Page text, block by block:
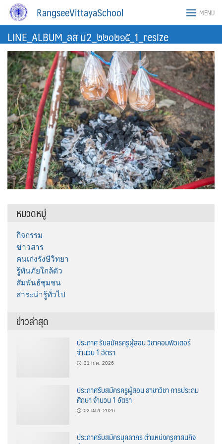
Skip
RangseeVittayaSchool MENU
LINE_ALBUM_ลส ม2_๒๒๐๒๑๕_1_resize
หมวดหมู่
กิจกรรม
ข่าวสาร
คนเก่งรังษีวิทยา
รู้ทันภัยใกล้ตัว
สัมพันธ์ชุมชน
สาระน่ารู้ทั่วไป
ข่าวล่าสุด
ประกาศ รับสมัครครูผู้สอน วิชาคอมพิวเตอร์
จำนวน 1 อัตรา
31 ก.ค. 2026
ประกาศรับสมัครครูผู้สอน สาขาวิชา การประถม
ศึกษา จำนวน 1 อัตรา
02 เม.ย. 2026
ประกาศรับสมัครบุคลากร ตำแหน่งครูศาสนกิจ